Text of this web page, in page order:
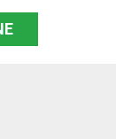
quá trình
cung ứng